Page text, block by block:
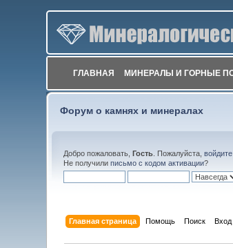
ГЛАВНАЯ МИНЕРАЛЫ И ГОРНЫЕ
Форум о камнях и минералах
Добро пожаловать,Гость . Пожалуйста,войдите
Не получилиписьмо с кодом активации?
Главная страница Помощь Поиск Вход